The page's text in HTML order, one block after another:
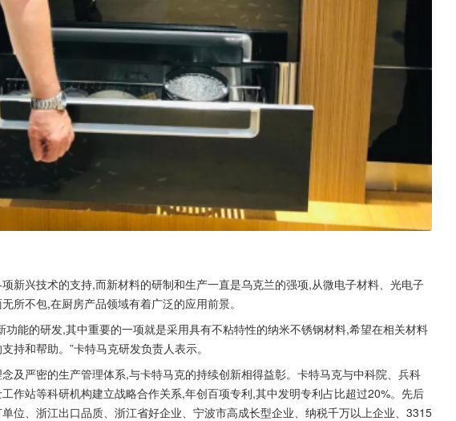
新兴技术的支持,而新材料的研制和生产一直是乌克兰的强项,从微电子材料、光电子
所不包,在厨房产品领域有着广泛的应用前景。
功能的研发,其中重要的一项就是采用具有不粘特性的纳米不锈钢材料,希望在相关材料
持和帮助。”卡特马克研发负责人表示。
及严密的生产管理体系,与卡特马克的持续创新相得益彰。卡特马克与中科院、兵科
作站等科研机构建立战略合作关系,年创百项专利,其中发明专利占比超过20%。先后
位、浙江出口品质、浙江省好企业、宁波市高成长型企业、纳税千万以上企业、3315